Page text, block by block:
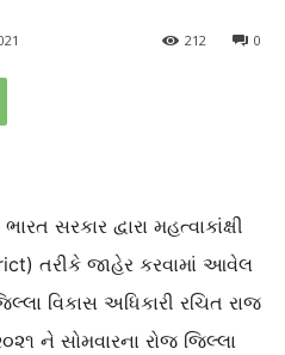
0
212
સરકાર દ્વારા મહત્વાકાંક્ષી
તરીકે જાહેર કરવામાં આવેલ
વિકાસ અધિકારી રચિત રાજ
ને સોમવારના રોજ જિલ્લા